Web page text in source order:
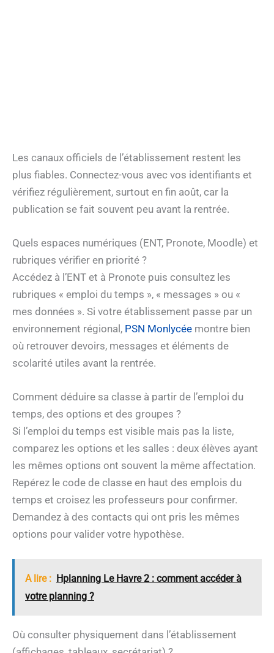
Les canaux officiels de l’établissement restent les
plus fiables. Connectez-vous avec vos identifiants et
vérifiez régulièrement, surtout en fin août, car la
publication se fait souvent peu avant la rentrée.
Quels espaces numériques (ENT, Pronote, Moodle) et
rubriques vérifier en priorité ?
Accédez à l’ENT et à Pronote puis consultez les
rubriques « emploi du temps », « messages » ou «
mes données ». Si votre établissement passe par un
environnement régional, PSN Monlycée montre bien
où retrouver devoirs, messages et éléments de
scolarité utiles avant la rentrée.
Comment déduire sa classe à partir de l’emploi du
temps, des options et des groupes ?
Si l’emploi du temps est visible mais pas la liste,
comparez les options et les salles : deux élèves ayant
les mêmes options ont souvent la même affectation.
Repérez le code de classe en haut des emplois du
temps et croisez les professeurs pour confirmer.
Demandez à des contacts qui ont pris les mêmes
options pour valider votre hypothèse.
A lire : Hplanning Le Havre 2 : comment accéder à
votre planning ?
Où consulter physiquement dans l’établissement